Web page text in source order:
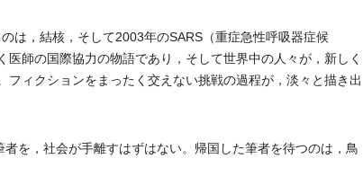
は，結核，そして2003年のSARS（重症急性呼吸器症候
師の国際協力の物語であり，そして世界中の人々が，新しく
ィクションをまったく交えない挑戦の過程が，淡々と描き出
を，社会が手離すはずはない。帰国した筆者を待つのは，鳥